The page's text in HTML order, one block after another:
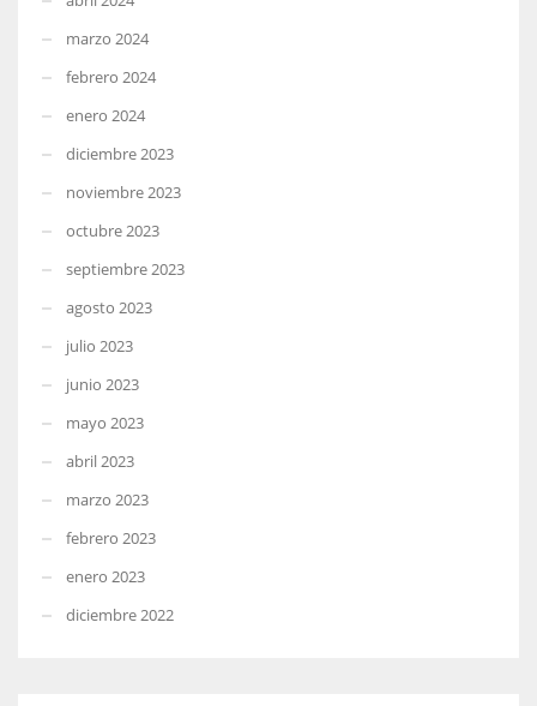
marzo 2024
febrero 2024
enero 2024
diciembre 2023
noviembre 2023
octubre 2023
septiembre 2023
agosto 2023
julio 2023
junio 2023
mayo 2023
abril 2023
marzo 2023
febrero 2023
enero 2023
diciembre 2022